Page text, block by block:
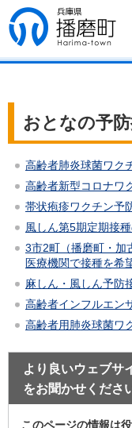
兵庫県 播磨
町
おとなの予
高齢者肺炎球菌ワク
高齢者新型コロナワ
帯状疱疹ワクチン予
風しん第5期定期接
3市2町（播磨町・加
医療機関で接種を希
麻しん・風しん予防
高齢者インフルエン
高齢者用肺炎球菌ワ
より良いウェブサ
をお聞かせくださ
このページの情報は